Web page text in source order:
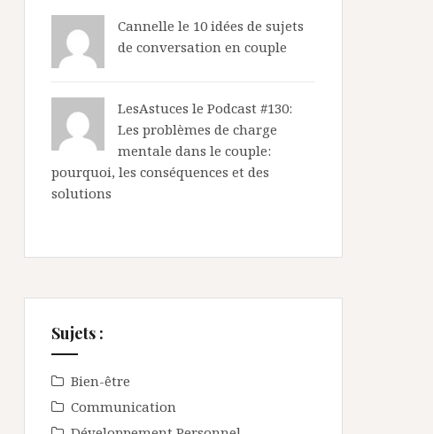
Cannelle le 10 idées de sujets
de conversation en couple
LesAstuces le Podcast #130:
Les problèmes de charge
mentale dans le couple:
pourquoi, les conséquences et des
solutions
Sujets :
Bien-être
Communication